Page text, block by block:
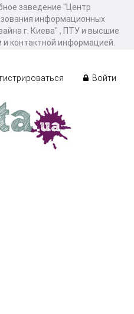
заведение "Центр
информационных
г. Киева" , ПТУ и высшие
контактной информацией.
Войти